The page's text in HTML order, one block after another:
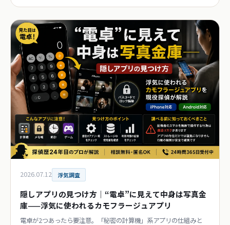
2026.07.12 浮気調査
隠しアプリの見つけ方｜“電卓”に見えて中身は写真金
庫——浮気に使われるカモフラージュアプリ
電卓が2つあったら要注意。「秘密の計算機」系アプリの仕組みと